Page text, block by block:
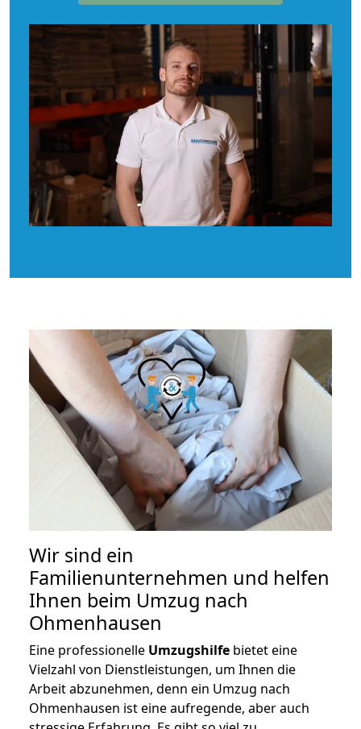
Wir sind ein
Familienunternehmen und helfen
Ihnen beim Umzug nach
Ohmenhausen
Eine professionelle Umzugshilfe bietet eine
Vielzahl von Dienstleistungen, um Ihnen die
Arbeit abzunehmen, denn ein Umzug nach
Ohmenhausen ist eine aufregende, aber auch